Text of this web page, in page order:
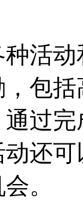
活
包
过
还
。